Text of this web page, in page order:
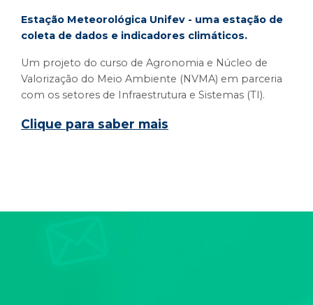
Estação Meteorológica Unifev - uma estação de
coleta de dados e indicadores climáticos.
Um projeto do curso de Agronomia e Núcleo de
Valorização do Meio Ambiente (NVMA) em parceria
com os setores de Infraestrutura e Sistemas (TI).
Clique para saber mais